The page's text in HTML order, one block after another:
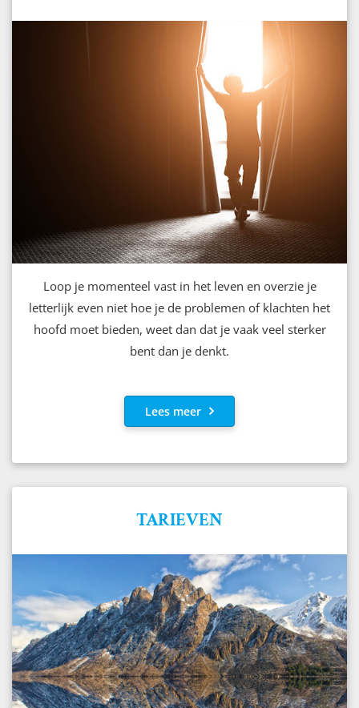
Loop je momenteel vast in het leven en overzie je
letterlijk even niet hoe je de problemen of klachten het
hoofd moet bieden, weet dan dat je vaak veel sterker
bent dan je denkt.
Lees meer
TARIEVEN